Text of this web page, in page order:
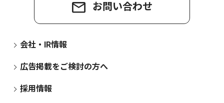
お問い合わせ
会社・IR情報
広告掲載をご検討の方へ
採用情報